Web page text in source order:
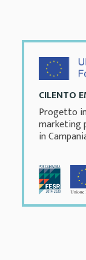
CILENTO
Progetto
marketing
in